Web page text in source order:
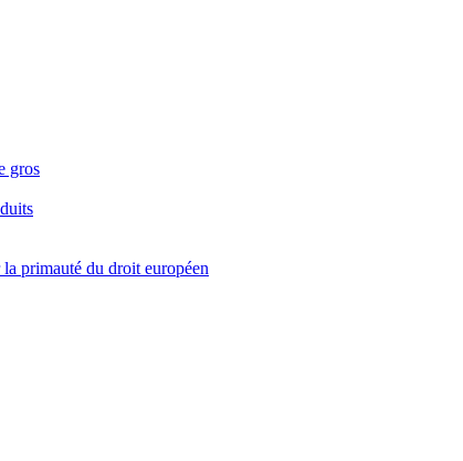
gros
primauté du droit européen